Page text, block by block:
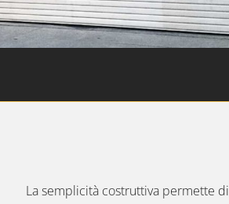
La semplicità costruttiva permette di